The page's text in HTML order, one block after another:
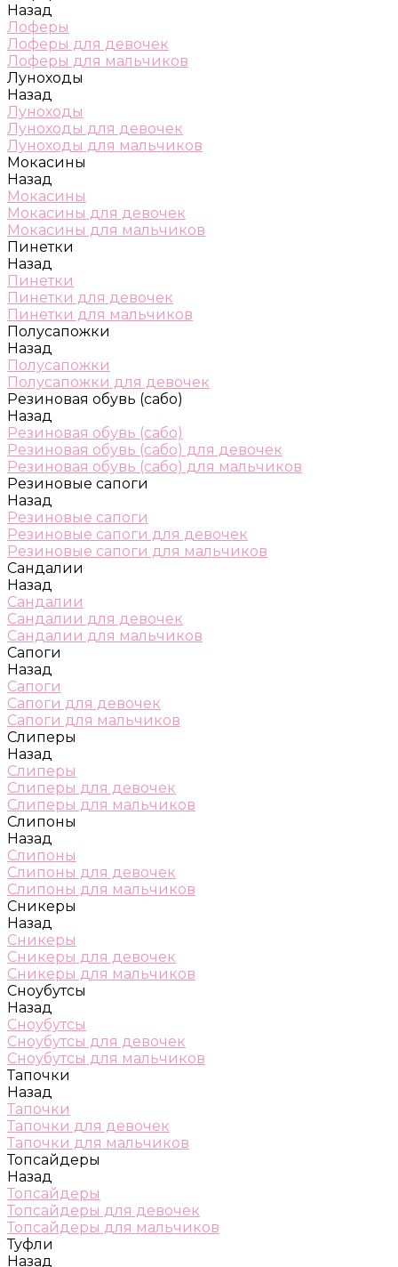
Назад
Лоферы
Лоферы для девочек
Лоферы для мальчиков
Луноходы
Назад
Луноходы
Луноходы для девочек
Луноходы для мальчиков
Мокасины
Назад
Мокасины
Мокасины для девочек
Мокасины для мальчиков
Пинетки
Назад
Пинетки
Пинетки для девочек
Пинетки для мальчиков
Полусапожки
Назад
Полусапожки
Полусапожки для девочек
Резиновая обувь (сабо)
Назад
Резиновая обувь (сабо)
Резиновая обувь (сабо) для девочек
Резиновая обувь (сабо) для мальчиков
Резиновые сапоги
Назад
Резиновые сапоги
Резиновые сапоги для девочек
Резиновые сапоги для мальчиков
Сандалии
Назад
Сандалии
Сандалии для девочек
Сандалии для мальчиков
Сапоги
Назад
Сапоги
Сапоги для девочек
Сапоги для мальчиков
Слиперы
Назад
Слиперы
Слиперы для девочек
Слиперы для мальчиков
Слипоны
Назад
Слипоны
Слипоны для девочек
Слипоны для мальчиков
Сникеры
Назад
Сникеры
Сникеры для девочек
Сникеры для мальчиков
Сноубутсы
Назад
Сноубутсы
Сноубутсы для девочек
Сноубутсы для мальчиков
Тапочки
Назад
Тапочки
Тапочки для девочек
Тапочки для мальчиков
Топсайдеры
Назад
Топсайдеры
Топсайдеры для девочек
Топсайдеры для мальчиков
Туфли
Назад